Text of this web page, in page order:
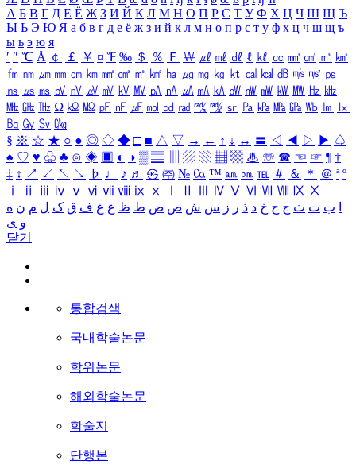
А Б В Г Д Е Ё Ж З И Й К Л М Н О П Р С Т У Ф Х Ц Ч Ш Щ Ъ
Ы Ь Э Ю Я а б в г д е ё ж з и й к л м н о п р с т у ф х ц ч ш щ ъ
ы ь э ю я
′ ″ ℃ Å ￠ ￡ ￥ ¤ ℉ ‰ ＄ ％ Ｆ ￦ ㎕ ㎖ ㎗ ℓ ㎘ ㏄ ㎣ ㎤ ㎥ ㎦
㎙ ㎚ ㎛ ㎜ ㎝ ㎞ ㎟ ㎠ ㎡ ㎢ ㏊ ㎍ ㎎ ㎏ ㏏ ㎈ ㎉ ㏈ ㎧ ㎨ ㎰
㎱ ㎲ ㎳ ㎴ ㎵ ㎶ ㎷ ㎸ ㎹ ㎀ ㎁ ㎂ ㎃ ㎄ ㎺ ㎻ ㎽ ㎾ ㎿ ㎐ ㎑
㎒ ㎓ ㎔ Ω ㏀ ㏁ ㎊ ㎋ ㎌ ㏖ ㏅ ㎭ ㎮ ㎯ ㏛ ㎩ ㎪ ㎫ ㎬ ㏝ ㏐
㏓
㏃ ㏉ ㏜ ㏆
§ ※ ☆ ★ ○ ● ◎ ◇ ◆ □ ■ △ ▽ → ← ↑ ↓ ↔ 〓 ◁ ◀ ▷ ▶ ♤
♠ ♡ ♥ ♧ ♣ ⊙ ◈ ▣ ◐ ◑ ▒ ▤ ▨ ▧ ▦ ▩ ♨ ☏ ☎ ☜ ☞ ¶ †
‡ ↕ ↗ ↙ ↖ ↘ ♭ ♩ ♪ ♬ ㉿ ㈜ № ㏇ ™ ㏂ ㏘ ℡ ＃ ＆ ＊ ＠ ª º
ⅰ
ⅱ ⅲ ⅳ ⅴ ⅵ ⅶ ⅷ ⅸ ⅹ Ⅳ Ⅴ Ⅵ Ⅶ Ⅷ Ⅸ Ⅹ
ب ت ث ج ح خ د ذ ر ز س ش ص ض ط ظ ع غ ف ق ک ل م ن ه
و ی
닫기
통합검색
국내학술논문
학위논문
해외학술논문
학술지
단행본